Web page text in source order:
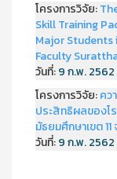
โครงการวิจัย:
Skill Training
Major Students
Faculty
วันที่:9 ก.พ. 2562
โครงการวิจัย:คว
ประสิทธิผลของโ
มัธยมศึกษาเขต
วันที่:9 ก.พ. 2562